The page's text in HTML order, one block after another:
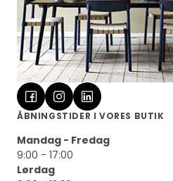
ÅBNINGSTIDER I VORES BUTIK
Mandag - Fredag
9:00 - 17:00
Lørdag